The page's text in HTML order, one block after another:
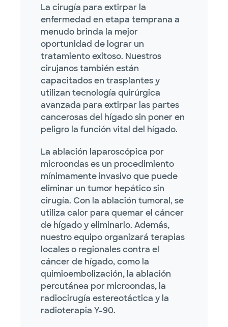
La cirugía para extirpar la
enfermedad en etapa temprana a
menudo brinda la mejor
oportunidad de lograr un
tratamiento exitoso. Nuestros
cirujanos también están
capacitados en trasplantes y
utilizan tecnología quirúrgica
avanzada para extirpar las partes
cancerosas del hígado sin poner en
peligro la función vital del hígado.
La ablación laparoscópica por
microondas es un procedimiento
mínimamente invasivo que puede
eliminar un tumor hepático sin
cirugía. Con la ablación tumoral, se
utiliza calor para quemar el cáncer
de hígado y eliminarlo. Además,
nuestro equipo organizará terapias
locales o regionales contra el
cáncer de hígado, como la
quimioembolización, la ablación
percutánea por microondas, la
radiocirugía estereotáctica y la
radioterapia Y-90.